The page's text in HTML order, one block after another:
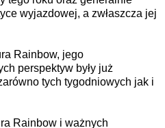
wyjazdowej, a zwłaszcza jej
Rainbow, jego
perspektyw były już
tych tygodniowych jak i
Rainbow i ważnych